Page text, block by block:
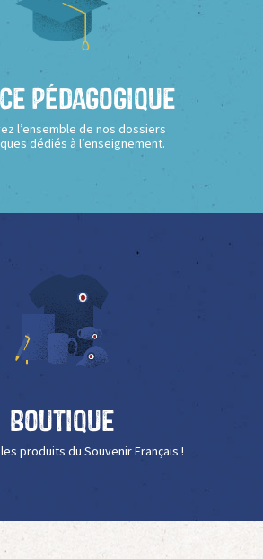
Pédagogique
l’ensemble de nos dossiers
dédiés à l’enseignement.
Boutique
produits du Souvenir Français !